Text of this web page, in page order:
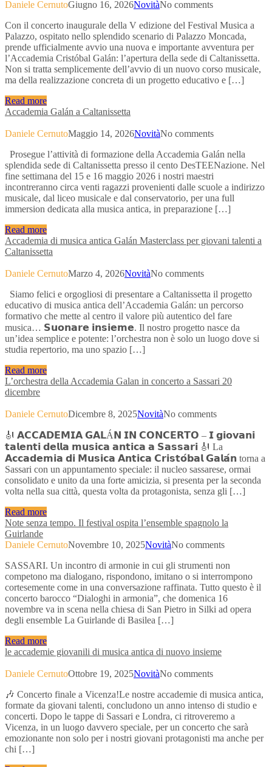
Daniele CernutoGiugno 16, 2026NovitàNo comments
Con il concerto inaugurale della V edizione del Festival Musica a
Palazzo, ospitato nello splendido scenario di Palazzo Moncada,
prende ufficialmente avvio una nuova e importante avventura per
l’Accademia Cristóbal Galán: l’apertura della sede di Caltanissetta.
Non si tratta semplicemente dell’avvio di un nuovo corso musicale,
ma della realizzazione concreta di un progetto educativo e […]
Read more
Accademia Galán a Caltanissetta
Daniele CernutoMaggio 14, 2026NovitàNo comments
Prosegue l’attività di formazione della Accademia Galán nella
splendida sede di Caltanissetta presso il cento DesTEENazione. Nel
fine settimana del 15 e 16 maggio 2026 i nostri maestri
incontreranno circa venti ragazzi provenienti dalle scuole a indirizzo
musicale, dal liceo musicale e dal conservatorio, per una full
immersion dedicata alla musica antica, in preparazione […]
Read more
Accademia di musica antica Galán Masterclass per giovani talenti a
Caltanissetta
Daniele CernutoMarzo 4, 2026NovitàNo comments
Siamo felici e orgogliosi di presentare a Caltanissetta il progetto
educativo di musica antica dell’Accademia Galán: un percorso
formativo che mette al centro il valore più autentico del fare
musica… 𝗦𝘂𝗼𝗻𝗮𝗿𝗲 𝗶𝗻𝘀𝗶𝗲𝗺𝗲. Il nostro progetto nasce da
un’idea semplice e potente: l’orchestra non è solo un luogo dove si
studia repertorio, ma uno spazio […]
Read more
L’orchestra della Accademia Galan in concerto a Sassari 20
dicembre
Daniele CernutoDicembre 8, 2025NovitàNo comments
🎻 𝗔𝗖𝗖𝗔𝗗𝗘𝗠𝗜𝗔 𝗚𝗔𝗟Á𝗡 𝗜𝗡 𝗖𝗢𝗡𝗖𝗘𝗥𝗧𝗢 – 𝗜 𝗴𝗶𝗼𝘃𝗮𝗻𝗶
𝘁𝗮𝗹𝗲𝗻𝘁𝗶 𝗱𝗲𝗹𝗹𝗮 𝗺𝘂𝘀𝗶𝗰𝗮 𝗮𝗻𝘁𝗶𝗰𝗮 𝗮 𝗦𝗮𝘀𝘀𝗮𝗿𝗶 🎻 La
𝗔𝗰𝗰𝗮𝗱𝗲𝗺𝗶𝗮 𝗱𝗶 𝗠𝘂𝘀𝗶𝗰𝗮 𝗔𝗻𝘁𝗶𝗰𝗮 𝗖𝗿𝗶𝘀𝘁𝗼́𝗯𝗮𝗹 𝗚𝗮𝗹𝗮́𝗻 torna a
Sassari con un appuntamento speciale: il nucleo sassarese, ormai
consolidato e unito da una forte amicizia, si presenta per la seconda
volta nella sua città, questa volta da protagonista, senza gli […]
Read more
Note senza tempo. Il festival ospita l’ensemble spagnolo la
Guirlande
Daniele CernutoNovembre 10, 2025NovitàNo comments
SASSARI. Un incontro di armonie in cui gli strumenti non
competono ma dialogano, rispondono, imitano o si interrompono
cortesemente come in una conversazione raffinata. Tutto questo è il
concerto barocco “Dialoghi in armonia”, che domenica 16
novembre va in scena nella chiesa di San Pietro in Silki ad opera
degli ensemble La Guirlande di Basilea […]
Read more
le accademie giovanili di musica antica di nuovo insieme
Daniele CernutoOttobre 19, 2025NovitàNo comments
🎶 Concerto finale a Vicenza!Le nostre accademie di musica antica,
formate da giovani talenti, concludono un anno intenso di studio e
concerti. Dopo le tappe di Sassari e Londra, ci ritroveremo a
Vicenza, in un luogo davvero speciale, per un concerto che sarà
emozionante non solo per i nostri giovani protagonisti ma anche per
chi […]